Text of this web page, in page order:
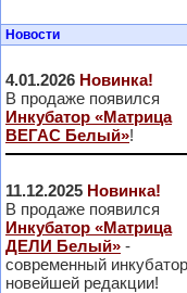
Новости
4.01.2026 Новинка!
В продаже появился
Инкубатор «Матрица
ВЕГАС Белый»!
11.12.2025 Новинка!
В продаже появился
Инкубатор «Матрица
ДЕЛИ Белый» -
современный
новейшей редакции!